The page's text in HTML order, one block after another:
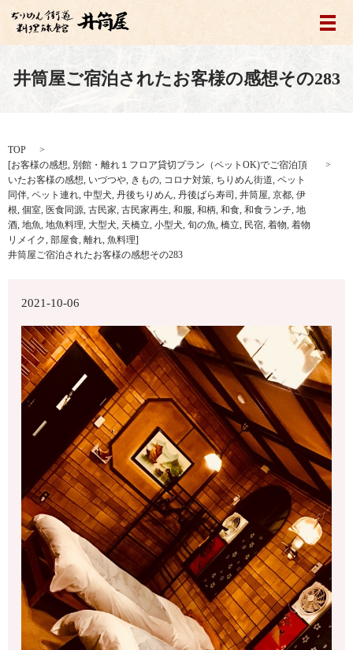
メ
井筒屋ご宿泊されたお客様の感想その283
TOP
[お客様の感想, 別館・離れ１フロア貸切プラン（ペットOK)でご宿泊頂
いたお客様の感想, いづつや, きもの, コロナ対策, ちりめん街道, ペット
同伴, ペット連れ, 中型犬, 丹後ちりめん, 丹後ばら寿司 , 井筒屋, 京都, 伊
根, 個室, 医食同源, 古民家, 古民家再生, 和服, 和柄, 和食, 和食ランチ, 地
酒, 地魚, 地魚料理, 大型犬, 天橋立, 小型犬, 旬の魚, 橋立, 民宿, 着物, 着物
リメイク, 部屋食, 離れ, 魚料理]
井筒屋ご宿泊されたお客様の感想その283
2021-10-06